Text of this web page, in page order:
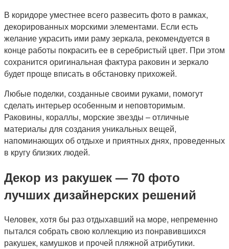
В коридоре уместнее всего развесить фото в рамках,
декорированных морскими элементами. Если есть
желание украсить ими раму зеркала, рекомендуется в
конце работы покрасить ее в серебристый цвет. При этом
сохранится оригинальная фактура раковин и зеркало
будет проще вписать в обстановку прихожей.
Любые поделки, созданные своими руками, помогут
сделать интерьер особенным и неповторимым.
Раковины, кораллы, морские звезды – отличные
материалы для создания уникальных вещей,
напоминающих об отдыхе и приятных днях, проведенных
в кругу близких людей.
Декор из ракушек — 70 фото
лучших дизайнерских решений
Человек, хотя бы раз отдыхавший на море, непременно
пытался собрать свою коллекцию из понравившихся
ракушек, камушков и прочей пляжной атрибутики.